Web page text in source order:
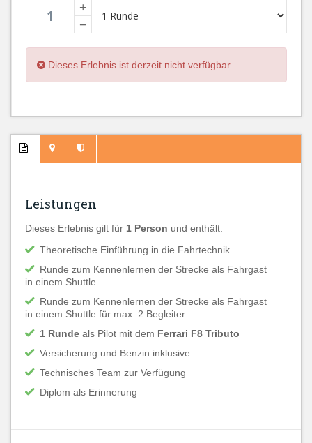
+
−
Dieses Erlebnis ist derzeit nicht verfügbar
Leistungen
Dieses Erlebnis gilt für 1 Person und enthält:
Theoretische Einführung in die Fahrtechnik
Runde zum Kennenlernen der Strecke als Fahrgast
in einem Shuttle
Runde zum Kennenlernen der Strecke als Fahrgast
in einem Shuttle für max. 2 Begleiter
1 Runde als Pilot mit dem Ferrari F8 Tributo
Versicherung und Benzin inklusive
Technisches Team zur Verfügung
Diplom als Erinnerung